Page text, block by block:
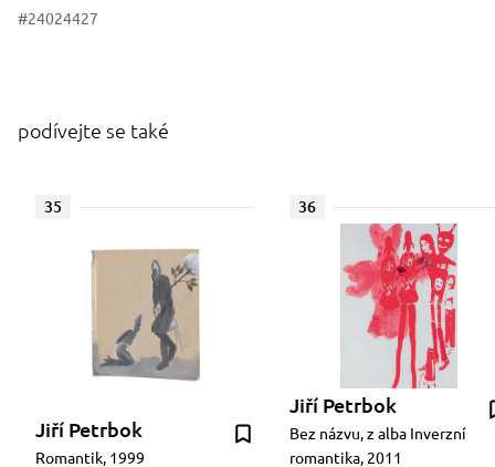
#24024427
podívejte se také
35
Jiří Petrbok
Romantik, 1999
36
Jiří Petrbok
Bez názvu, z alba Inverzní
romantika, 2011